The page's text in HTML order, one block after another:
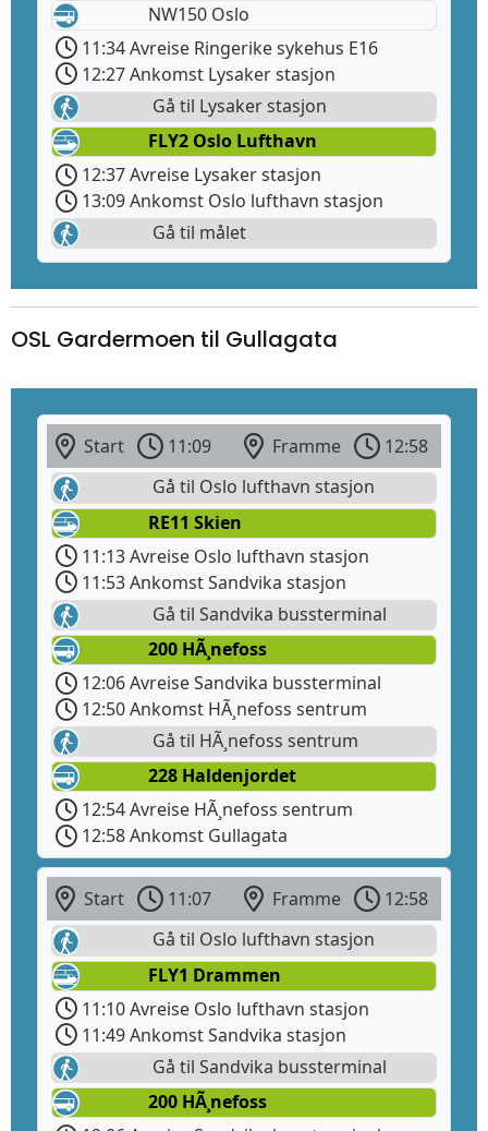
NW150 Oslo
11:34 Avreise Ringerike sykehus E16
12:27 Ankomst Lysaker stasjon
Gå til Lysaker stasjon
FLY2 Oslo Lufthavn
12:37 Avreise Lysaker stasjon
13:09 Ankomst Oslo lufthavn stasjon
Gå til målet
OSL Gardermoen til Gullagata
Start 11:09 Framme
12:58
Gå til Oslo lufthavn stasjon
RE11 Skien
11:13 Avreise Oslo lufthavn stasjon
11:53 Ankomst Sandvika stasjon
Gå til Sandvika bussterminal
200 HÃ¸nefoss
12:06 Avreise Sandvika bussterminal
12:50 Ankomst HÃ¸nefoss sentrum
Gå til HÃ¸nefoss sentrum
228 Haldenjordet
12:54 Avreise HÃ¸nefoss sentrum
12:58 Ankomst Gullagata
Start 11:07 Framme
12:58
Gå til Oslo lufthavn stasjon
FLY1 Drammen
11:10 Avreise Oslo lufthavn stasjon
11:49 Ankomst Sandvika stasjon
Gå til Sandvika bussterminal
200 HÃ¸nefoss